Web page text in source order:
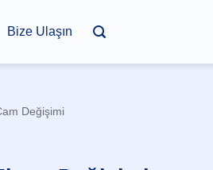
Bize Ulaşın
Değişimi